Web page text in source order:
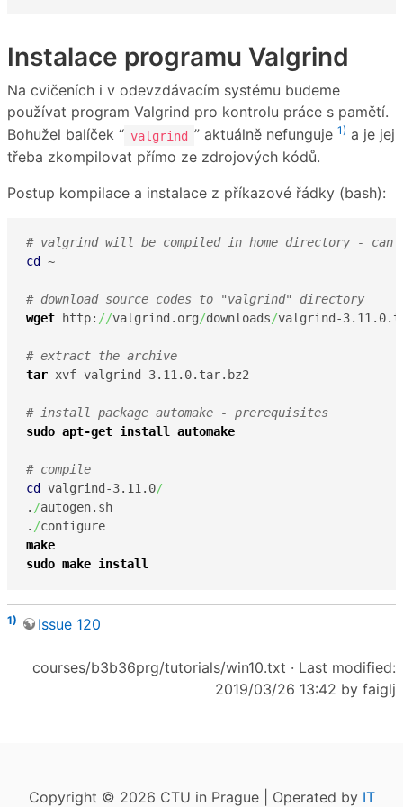
Instalace programu Valgrind
Na cvičeních i v odevzdávacím systému budeme
používat program Valgrind pro kontrolu práce s pamětí.
Bohužel balíček “ valgrind ” aktuálně nefunguje 1) a je jej
třeba zkompilovat přímo ze zdrojových kódů.
Postup kompilace a instalace z příkazové řádky (bash):
# valgrind will be compiled in home directory - can
cd
~
# download source codes to "valgrind" directory
wget http: //valgrind.org/downloads/valgrind-
# extract the archive
tar xvf valgrind-3.11.0.tar.bz2
# install package automake - prerequisites
sudo apt-get install automake
# compile
cd
valgrind-3.11.0/
. /autogen.sh
. /
make
sudo make install
1) Issue 120
courses/b3b36prg/tutorials/win10.txt · Last modified:
2019/03/26 13:42 by faiglj
Copyright © 2026 CTU in Prague | Operated by IT